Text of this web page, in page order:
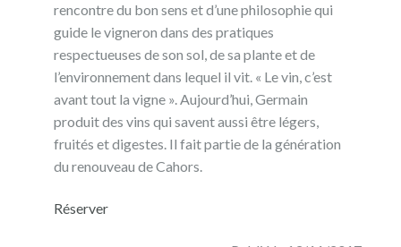
rencontre du bon sens et d’une philosophie qui
guide le vigneron dans des pratiques
respectueuses de son sol, de sa plante et de
l’environnement dans lequel il vit. « Le vin, c’est
avant tout la vigne ». Aujourd’hui, Germain
produit des vins qui savent aussi être légers,
fruités et digestes. Il fait partie de la génération
du renouveau de Cahors.
Réserver